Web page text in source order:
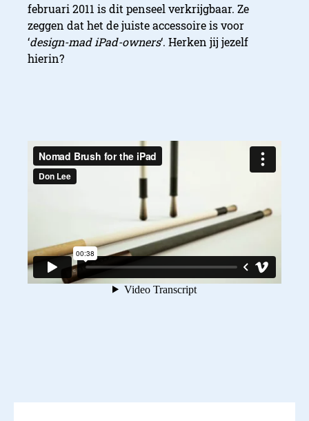
februari 2011 is dit penseel verkrijgbaar. Ze
zeggen dat het de juiste accessoire is voor
‘design-mad iPad-owners‘. Herken jij jezelf
hierin?